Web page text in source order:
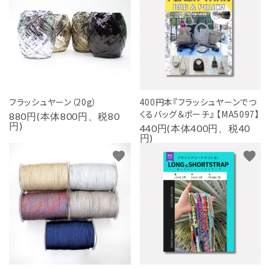
フラッシュヤーン（20g）
880円(本体800円、税80
円)
400円本『フラッシュヤーンでつ
くるバッグ＆ポーチ』 【MA5097】
440円(本体400円、税40
円)
favorite favorite